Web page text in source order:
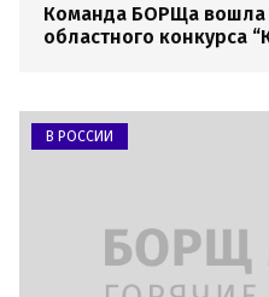
Команда БОРЩа вошла
областного конкурса
В РОССИИ